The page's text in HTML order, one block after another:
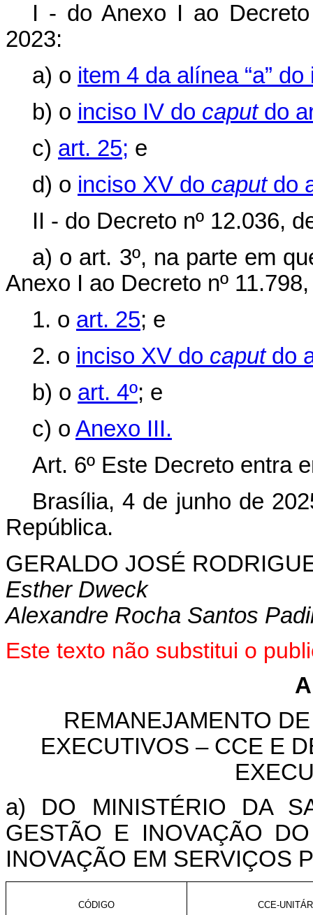
I - do Anexo I ao
2023:
a) o item 4 da alínea “a”
b) o inciso IV do caputdo
c) art. 25; e
d) o inciso XV do caputdo
II - do Decreto nº 12.036,
a) o art. 3º, na parte em
Anexo I ao Decreto nº
1. o art. 25; e
2. o inciso XV do caputdo
b) o art. 4º; e
c) o Anexo III.
Art. 6º Este Decreto entra
Brasília, 4 de junho de
República.
GERALDO JOSÉ
Esther Dweck
Alexandre Rocha Santos
Este texto não substitui o
REMANEJAMENTO
EXECUTIVOS – CCE E
a) DO MINISTÉRIO DA
GESTÃO E INOVAÇÃO
INOVAÇÃO EM SERVIÇOS
CÓDIGO CCE-